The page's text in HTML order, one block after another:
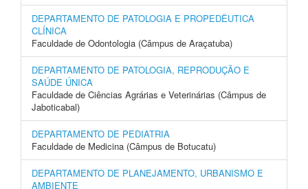
DEPARTAMENTO DE PATOLOGIA E PROPEDÊUTICA
CLÍNICA
Faculdade de Odontologia (Câmpus de Araçatuba)
DEPARTAMENTO DE PATOLOGIA, REPRODUÇÃO E
SAÚDE ÚNICA
Faculdade de Ciências Agrárias e Veterinárias (Câmpus de
Jaboticabal)
DEPARTAMENTO DE PEDIATRIA
Faculdade de Medicina (Câmpus de Botucatu)
DEPARTAMENTO DE PLANEJAMENTO, URBANISMO E
AMBIENTE